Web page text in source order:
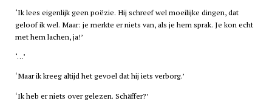
‘Ik lees eigenlijk geen poëzie. Hij schreef wel moeilijke dingen, dat
geloof ik wel. Maar: je merkte er niets van, als je hem sprak. Je kon echt
met hem lachen, ja!’
‘…’
‘Maar ik kreeg altijd het gevoel dat hij iets verborg.’
‘Ik heb er niets over gelezen. Schäffer?’